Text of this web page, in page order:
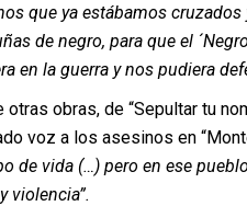
que ya estábamos
de negro, para que el
en la guerra y nos pudiera
obras, de “Sepultar tu
voz a los asesinos en
de vida (…) pero en ese
violencia”.